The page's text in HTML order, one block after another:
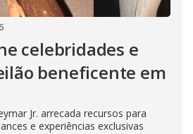
celebridades e
beneficente em
Jr. arrecada recursos para
e experiências exclusivas